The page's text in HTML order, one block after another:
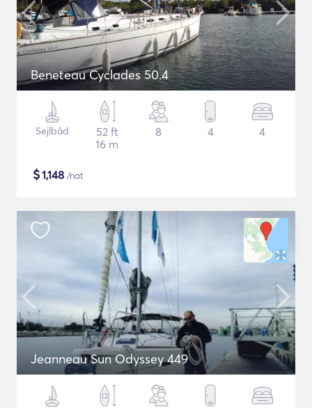
Beneteau Cyclades 50.4
Sejlbåd
52 ft
16 m
8 4 4
$1,148 /nat
Jeanneau Sun Odyssey 449